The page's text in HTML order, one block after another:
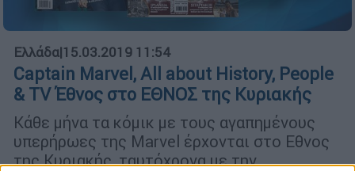
Ελλάδα|15.03.2019 11:54
Captain Marvel, All about History, People
& TV Έθνος στο ΕΘΝΟΣ της Κυριακής
Κάθε μήνα τα κόμικ με τους αγαπημένους
υπερήρωες της Marvel έρχονται στο Εθνος
της Κυριακής, ταυτόχρονα με την